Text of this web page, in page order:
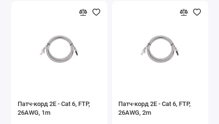
Патч-корд 2E - Cat 6, FTP,
26AWG, 1m
Патч-корд 2E - Cat 6, FTP,
26AWG, 2m